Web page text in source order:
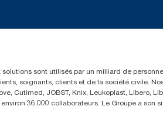
sont utilisés par un milliard de
soignants, clients et de la société civile.
Cutimed, JOBST, Knix, Leukoplast, Libero,
36.000 collaborateurs. Le Groupe a son